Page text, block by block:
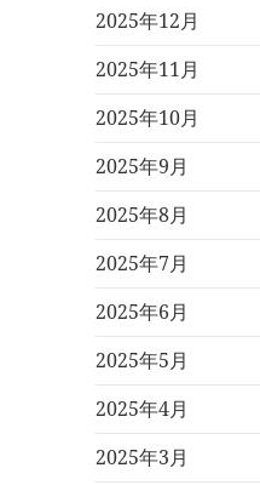
2025年12月
2025年11月
2025年10月
2025年9月
2025年8月
2025年7月
2025年6月
2025年5月
2025年4月
2025年3月